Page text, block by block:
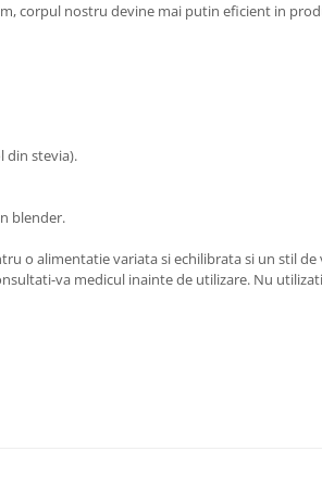
corpul nostru devine mai putin eficient in
din stevia).
blender.
o alimentatie variata si echilibrata si un stil de
va medicul inainte de utilizare. Nu